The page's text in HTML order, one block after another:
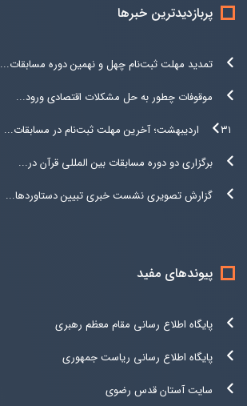
پربازدیدترین خبرها
تمدید مهلت ثبت‌نام چهل و نهمین دوره مسابقات...
موقوفات چطور به حل مشکلات اقتصادی ورود...
۳۱ اردیبهشت؛ آخرین مهلت ثبت‌نام در مسابقات...
برگزاری دو دوره مسابقات بین المللی قرآن در...
گزارش تصویری نشست خبری تبیین دستاوردها...
پیوندهای مفید
پایگاه اطلاع رسانی مقام معظم رهبری
پایگاه اطلاع رسانی ریاست جمهوری
سایت آستان قدس رضوی